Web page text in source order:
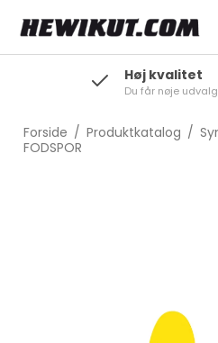
Høj kvalitet
Du får nøje
Forside / Produktkatalog /
FODSPOR